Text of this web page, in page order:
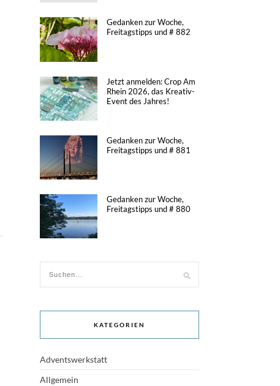
Gedanken zur Woche,
Freitagstipps und # 882
Jetzt anmelden: Crop Am
Rhein 2026, das Kreativ-
Event des Jahres!
Gedanken zur Woche,
Freitagstipps und # 881
Gedanken zur Woche,
Freitagstipps und # 880
KATEGORIEN
Adventswerkstatt
Allgemein